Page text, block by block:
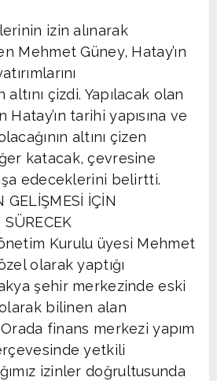
izin alınarak
Mehmet Güney, Hatay’ın
çizdi. Yapılacak olan
tarihi yapısına ve
altını çizen
katacak, çevresine
edeceklerini belirtti.
GELİŞMESİ İÇİN
Kurulu üyesi Mehmet
olarak yaptığı
şehir merkezinde eski
olarak bilinen alan
finans merkezi yapım
yetkili
izinler doğrultusunda